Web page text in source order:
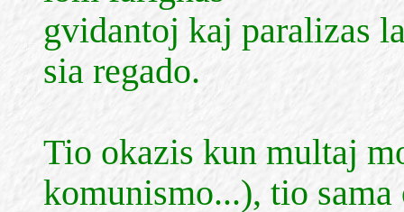
gvidantoj kaj paralizas
sia regado.
Tio okazis kun multaj
komunismo...), tio sama